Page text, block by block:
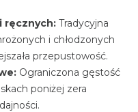
ręcznych: Tradycyjna
i chłodzonych
przepustowość.
Ograniczona gęstość
poniżej zera